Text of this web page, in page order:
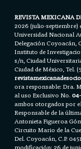
REVISTA MEXICANA
2026 (julio-
Universidad Nacional
Delegación Coyoacán,
Instituto de
s/n, Ciudad
Ciudad de México, Tel.
ora responsable: Dra.
al uso Exclusivo No.
ambos otorgados por
Responsable de la
Antonieta Figueroa
Circuito Mario de la
Del. Coyoacán, C.P.
modificación: 26 de